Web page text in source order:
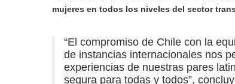
mujeres en todos los niveles del sector
“El compromiso de Chile con la
de instancias internacionales nos
experiencias de nuestras pares
segura para todas y todos”,